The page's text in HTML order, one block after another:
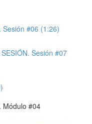
Sesión #06 (1:26)
Sesión #07
Módulo #04